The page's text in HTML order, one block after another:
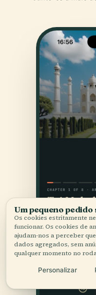
Um pequeno
Os cookies estritamente
funcionar. Os cookies de
ajudam-nos a perceber
dados agregados, sem
qualquer momento no
Personalizar